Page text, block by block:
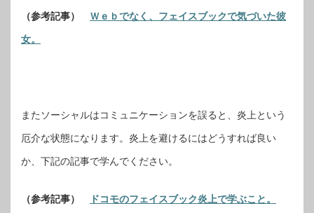
（参考記事） Ｗｅｂでなく、フェイスブックで気づいた彼
女。
またソーシャルはコミュニケーションを誤ると、炎上という
厄介な状態になります。炎上を避けるにはどうすれば良い
か、下記の記事で学んでください。
（参考記事） ドコモのフェイスブック炎上で学ぶこと。